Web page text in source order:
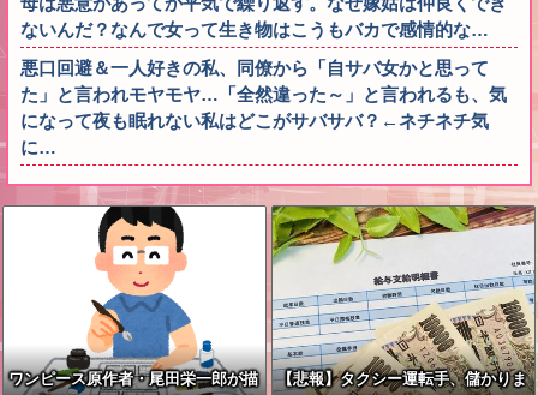
ないんだ？なんで女って生き物はこうもバカで感情的な…
悪口回避＆一人好きの私、同僚から「自サバ女かと思って
た」と言われモヤモヤ…「全然違った～」と言われるも、気
になって夜も眠れない私はどこがサバサバ？←ネチネチ気
に…
ワンピース原作者・尾田栄一郎が描
【悲報】タクシー運転手、儲かりま